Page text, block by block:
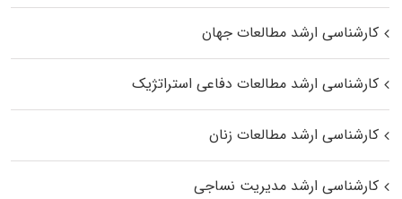
کارشناسی ارشد مطالعات جهان
کارشناسی ارشد مطالعات دفاعی استراتژیک
کارشناسی ارشد مطالعات زنان
کارشناسی ارشد مدیریت نساجی